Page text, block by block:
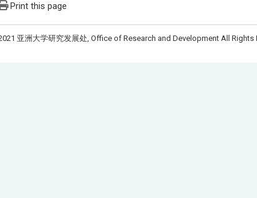
Print this page
亚洲大学研究发展处, Office of Research and Development All Rights